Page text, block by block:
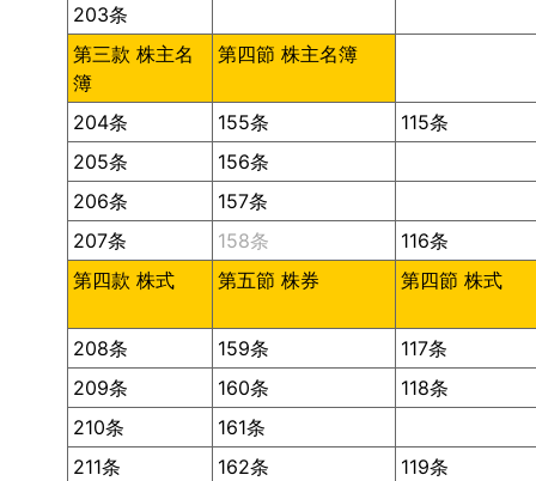
203条
第三款 株主名
簿
第四節 株主名簿
204条 155条
115条
205条
156条
206条
157条
207条
158条
116条
第四款 株式
第五節 株券 第四節 株式
208条 159条
117条
209条
160条
118条
210条
161条
211条
162条
119条